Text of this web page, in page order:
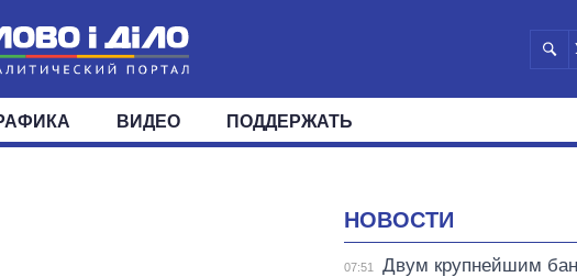
ВИДЕО ПОДДЕРЖАТЬ
НОВОСТИ
07:51
Двум крупнейшим